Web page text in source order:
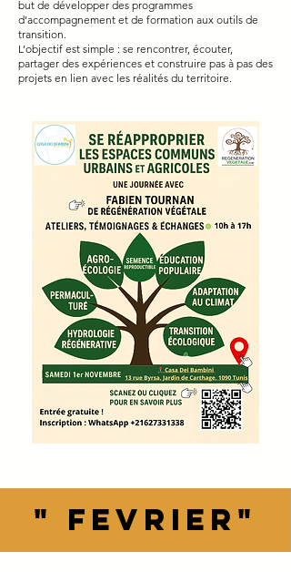
but de développer des programmes
d’accompagnement et de formation aux outils de
transition.
L’objectif est simple : se rencontrer, écouter,
partager des expériences et construire pas à pas des
projets en lien avec les réalités du territoire.
" Fevrier"